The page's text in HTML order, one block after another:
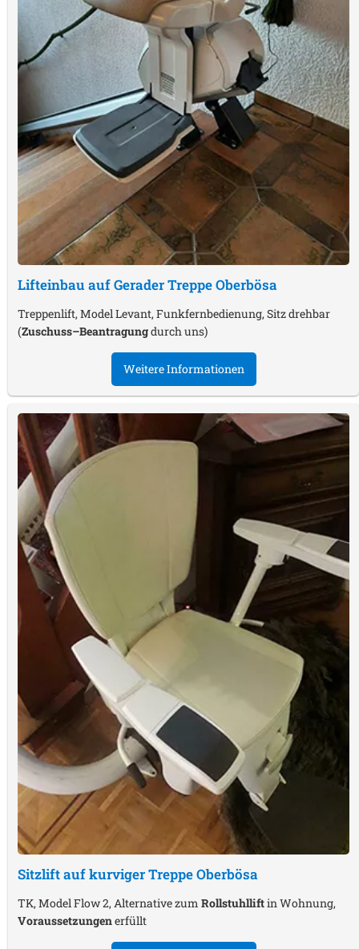
Lifteinbau auf Gerader TreppeOberbösa
Treppenlift, Model Levant, Funkfernbedienung, Sitz drehbar
(Zuschuss–Beantragungdurch uns)
Weitere Informationen
Sitzlift auf kurviger TreppeOberbösa
TK, Model Flow 2, Alternative zum Rollstuhlliftin Wohnung,
Voraussetzungenerfüllt